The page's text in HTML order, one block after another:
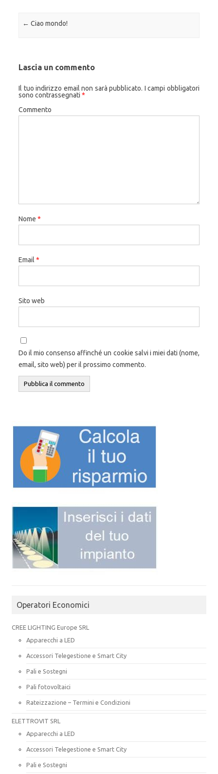
Navigazione articolo
← Ciao mondo!
Lascia un commento
Il tuo indirizzo email non sarà pubblicato. I campi obbligatori
sono contrassegnati *
Commento
Nome *
Email *
Sito web
Do il mio consenso affinché un cookie salvi i miei dati (nome,
email, sito web) per il prossimo commento.
Operatori Economici
CREE LIGHTING Europe SRL
Apparecchi a LED
Accessori Telegestione e Smart City
Pali e Sostegni
Pali fotovoltaici
Rateizzazione – Termini e Condizioni
ELETTROVIT SRL
Apparecchi a LED
Accessori Telegestione e Smart City
Pali e Sostegni